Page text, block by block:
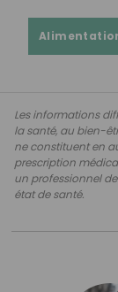
Les informations
la santé, au bien-
ne constituent en
prescription
un professionnel
état de santé.